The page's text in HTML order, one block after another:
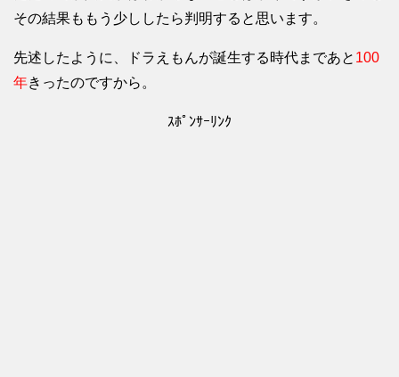
その結果ももう少ししたら判明すると思います。
先述したように、ドラえもんが誕生する時代まであと 100
年きったのですから。
ｽﾎﾟﾝｻｰﾘﾝｸ